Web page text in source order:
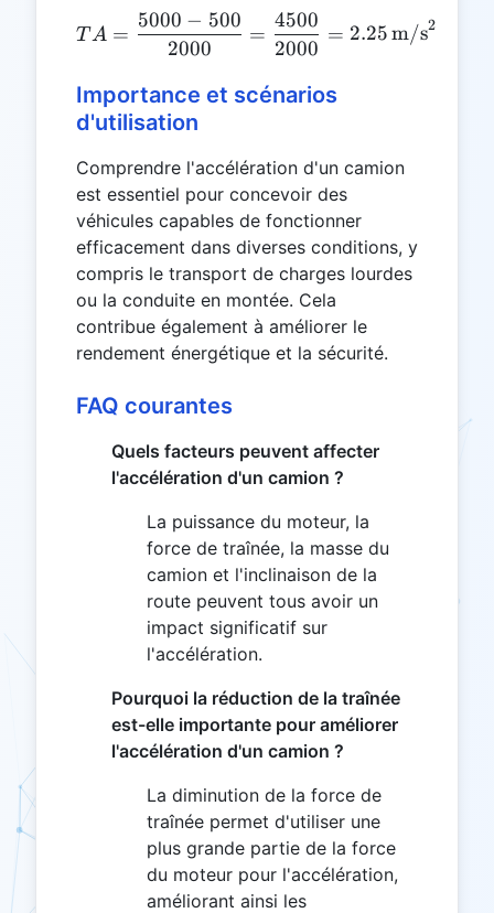
TA = \frac{5000 -
T A =
2000
5000 − 500
=
2000
4500
= 2.25 m/s2
Importance et scénarios
d'utilisation
Comprendre l'accélération d'un camion
est essentiel pour concevoir des
véhicules capables de fonctionner
efficacement dans diverses conditions, y
compris le transport de charges lourdes
ou la conduite en montée. Cela
contribue également à améliorer le
rendement énergétique et la sécurité.
FAQ courantes
Quels facteurs peuvent affecter
l'accélération d'un camion ?
La puissance du moteur, la
force de traînée, la masse du
camion et l'inclinaison de la
route peuvent tous avoir un
impact significatif sur
l'accélération.
Pourquoi la réduction de la traînée
est-elle importante pour améliorer
l'accélération d'un camion ?
La diminution de la force de
traînée permet d'utiliser une
plus grande partie de la force
du moteur pour l'accélération,
améliorant ainsi les